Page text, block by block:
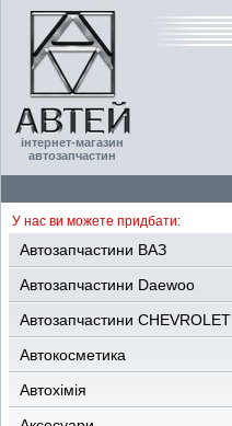
інтернет-магазин
автозапчастин
У нас ви можете придбати:
Автозапчастини ВАЗ
Автозапчастини Daewoo
Автозапчастини CHEVROLET
Автокосметика
Автохімія